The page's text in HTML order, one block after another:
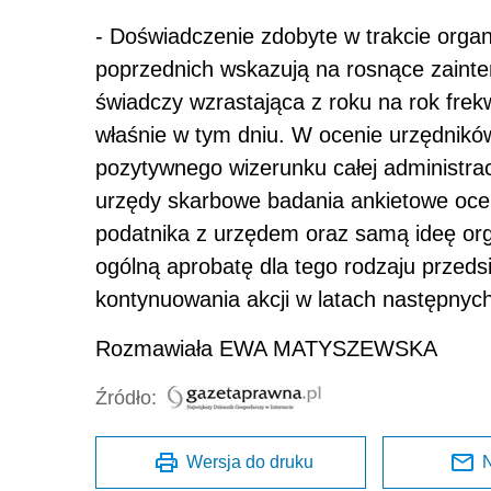
- Doświadczenie zdobyte w trakcie
poprzednich wskazują na rosnące
świadczy wzrastająca z roku na rok
właśnie w tym dniu. W ocenie
pozytywnego wizerunku całej
urzędy skarbowe badania ankietowe
podatnika z urzędem oraz samą ideę
ogólną aprobatę dla tego rodzaju
kontynuowania akcji w latach
Rozmawiała EWA MATYSZEWSKA
Źródło:
Wersja do druku